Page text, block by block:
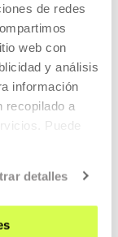
de redes
web con
y análisis
información
recopilado a
Puede
detalles